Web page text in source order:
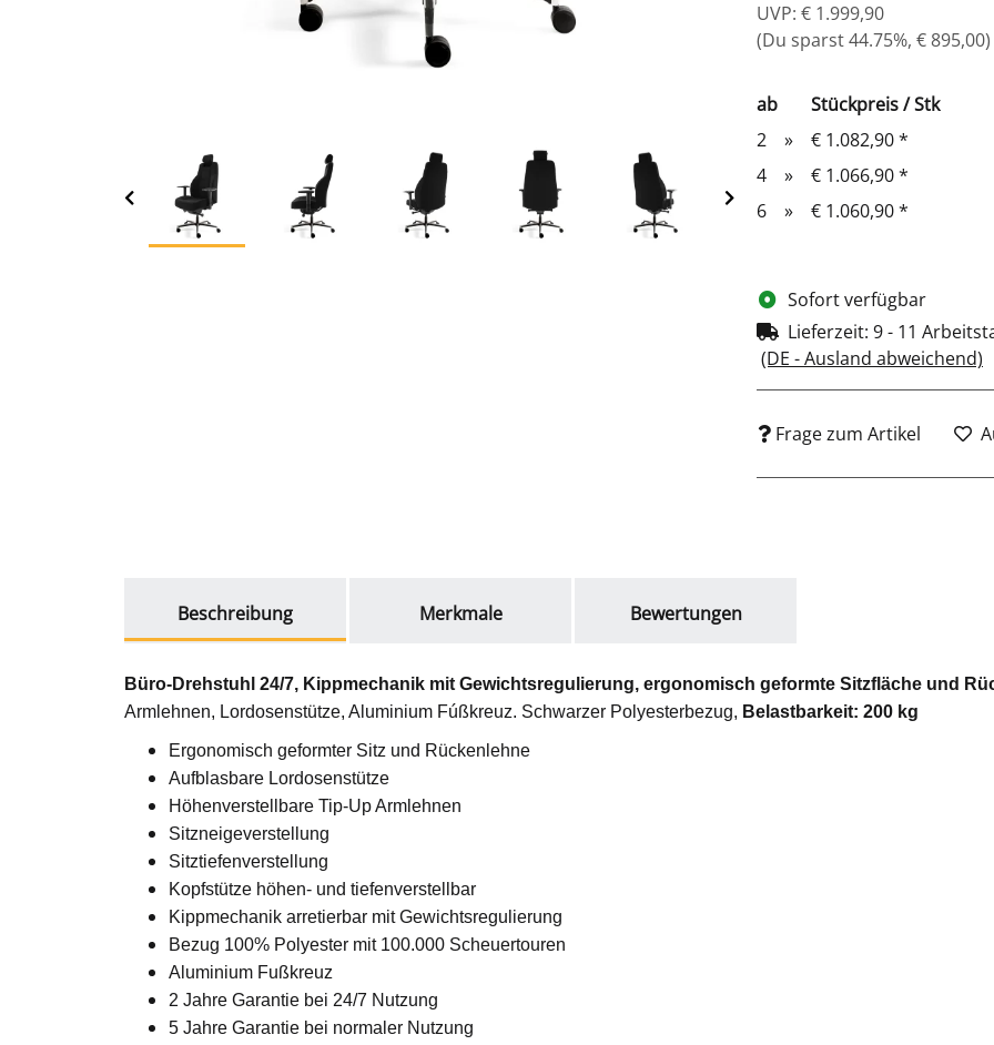
UVP: € 1.999,90
(Du sparst44.75%, € 895,00)
ab
Stückpreis / Stk
2
» € 1.082,90*
4
» € 1.066,90*
6
» € 1.060,90*
Sofort verfügbar
Lieferzeit: 9 - 11
(DE - Ausland abweichend)
Frage zum Artikel
Beschreibung
Merkmale Bewertungen
Büro-Drehstuhl 24/7, Kippmechanik mit Gewichtsregulierung, ergonomisch geformte Sitzfläche und
Armlehnen, Lordosenstütze, Aluminium Fúßkreuz. Schwarzer Polyesterbezug, Belastbarkeit: 200 kg
Ergonomisch geformter Sitz und Rückenlehne
Aufblasbare Lordosenstütze
Höhenverstellbare Tip-Up Armlehnen
Sitzneigeverstellung
Sitztiefenverstellung
Kopfstütze höhen- und tiefenverstellbar
Kippmechanik arretierbar mit Gewichtsregulierung
Bezug 100% Polyester mit 100.000 Scheuertouren
Aluminium Fußkreuz
2 Jahre Garantie bei 24/7 Nutzung
5 Jahre Garantie bei normaler Nutzung